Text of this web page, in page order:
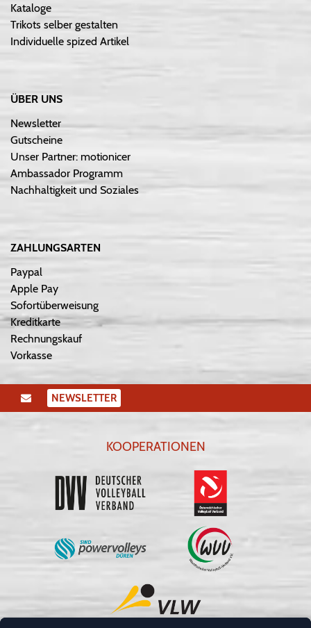
Kataloge
Trikots selber gestalten
Individuelle spized Artikel
ÜBER UNS
Newsletter
Gutscheine
Unser Partner: motionicer
Ambassador Programm
Nachhaltigkeit und Soziales
ZAHLUNGSARTEN
Paypal
Apple Pay
Sofortüberweisung
Kreditkarte
Rechnungskauf
Vorkasse
NEWSLETTER
KOOPERATIONEN